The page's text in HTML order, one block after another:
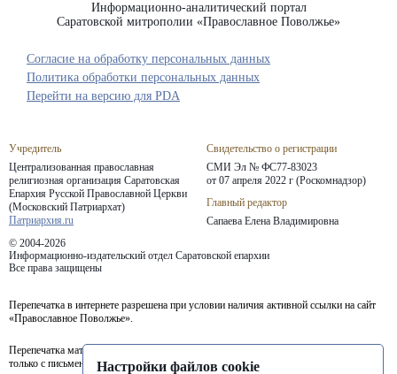
Информационно-аналитический портал
Саратовской митрополии «Православное Поволжье»
Учредитель
Централизованная православная
религиозная организация Саратовская
Епархия Русской Православной Церкви
(Московский Патриархат)
Патриархия.ru
Свидетельство о регистрации
СМИ Эл № ФС77-83023
от 07 апреля 2022 г (Роскомнадзор)
Главный редактор
Сапаева Елена Владимировна
© 2004-2026
Информационно-издательский отдел Саратовской епархии
Все права защищены
Согласие на обработку персональных данных
Политика обработки персональных данных
Перепечатка в интернете разрешена при условии наличия активной ссылки на сайт
«Православное Поволжье».
Перепечатка материалов портала в печатных изданиях (книгах, прессе) возможна
только с письменного разрешения редакции.
Перейти на версию для PDA
Настройки файлов cookie